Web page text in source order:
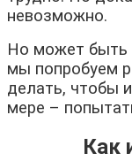
невозможно.
Но может быть
мы попробуем
делать, чтобы
мере –
Как